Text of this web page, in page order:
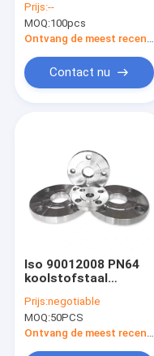
Koolstofstaalflens
33259 12820 12821
12836
Prijs:--
MOQ:100pcs
Contact nu
Iso 90012008 PN64
koolstofstaal
Gost 33259
Prijs:negotiable
MOQ:50PCS
Ontvang de meest recente Prijs